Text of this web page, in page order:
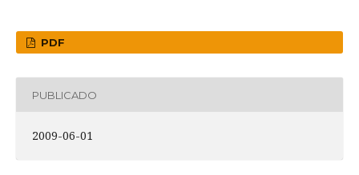
PDF
PUBLICADO
2009-06-01